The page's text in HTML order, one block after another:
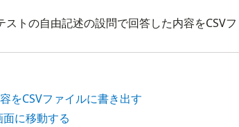
トの自由記述の設問で回答した内容をCSV
をCSVファイルに書き出す
に移動する